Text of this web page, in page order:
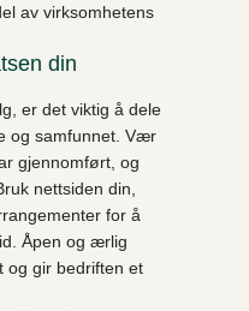
av virksomhetens
din
er det viktig å dele
og samfunnet. Vær
gjennomført, og
nettsiden din,
for å
Åpen og ærlig
og gir bedriften et